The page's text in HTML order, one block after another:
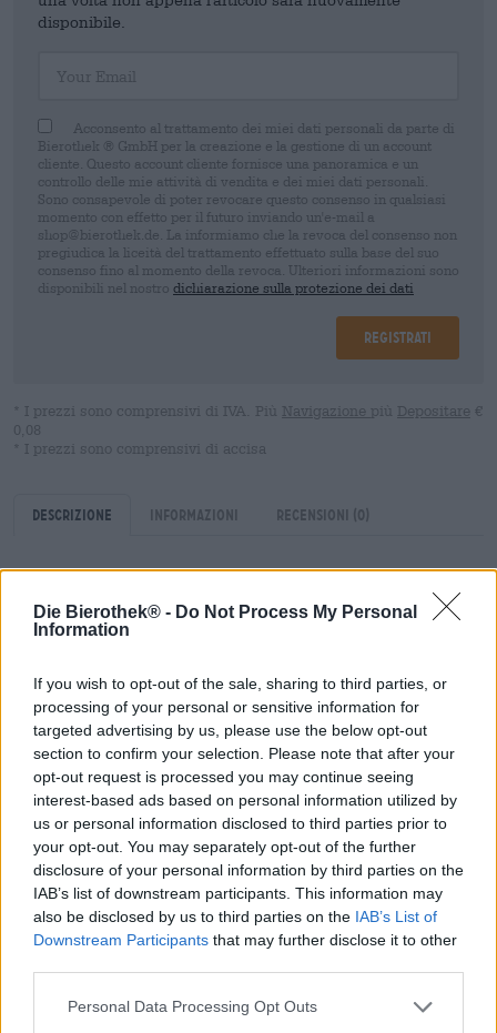
Die Bierothek® - Do Not Process My Personal
Information
If you wish to opt-out of the sale, sharing to third parties, or
processing of your personal or sensitive information for
targeted advertising by us, please use the below opt-out
section to confirm your selection. Please note that after your
opt-out request is processed you may continue seeing
interest-based ads based on personal information utilized by
us or personal information disclosed to third parties prior to
your opt-out. You may separately opt-out of the further
disclosure of your personal information by third parties on the
IAB’s list of downstream participants. This information may
also be disclosed by us to third parties on the IAB’s List of
Downstream Participants that may further disclose it to other
Personal Data Processing Opt Outs
disponibile.
Acconsento al trattamento dei miei dati personali da parte di
Bierothek ® GmbH per la creazione e la gestione di un account
cliente. Questo account cliente fornisce una panoramica e un
controllo delle mie attività di vendita e dei miei dati personali.
Sono consapevole di poter revocare questo consenso in qualsiasi
momento con effetto per il futuro inviando un'e-mail a
shop@bierothek.de. La informiamo che la revoca del consenso non
pregiudica la liceità del trattamento effettuato sulla base del suo
consenso fino al momento della revoca. Ulteriori informazioni sono
disponibili nel nostro dichiarazione sulla protezione dei dati
Registrati
* I prezzi sono comprensivi di IVA. Più Navigazione più Depositare €
0,08
* I prezzi sono comprensivi di accisa
Descrizione Informazioni Recensioni (0)
Sebbene nell’illustre assortimento della Birreria di Stato
bavarese Weihenstephan ci siano numerosi cacciatori di
trofei e beniamini del pubblico, una birra è l’indiscussa
è tanto decorata quanto la loro Helles o la Weizenbock
Vitus e, secondo il loro proprie dichiarazioni del birrificio,
la birra più famosa del suo repertorio.
Il successo di questa Hefeweizen dorata si basa su quasi
un millennio di esperienza nella produzione della birra. Le
attività di produzione della birra sul Weihenstephaner
Berg iniziarono nel 1040 e hanno fatto sì che il birrificio
accumulasse un incomparabile tesoro di preziosa
esperienza nel settore della produzione della birra. Quasi
nessuno sa come gestire il luppolo, il malto e il lievito
meglio del team di birrai Weihenstephan.
frumento in una forma più perfetta e sapori di banana